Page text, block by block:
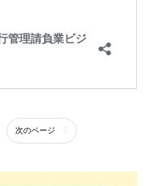
次のページ